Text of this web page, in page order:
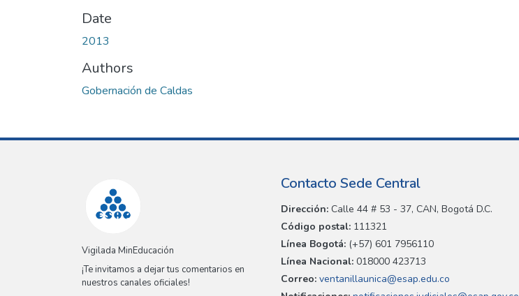
Date
2013
Authors
Gobernación de Caldas
Vigilada MinEducación
¡Te invitamos a dejar tus comentarios en
nuestros canales oficiales!
Contacto Sede Central
Dirección: Calle 44 # 53 - 37, CAN, Bogotá D.C.
Código postal: 111321
Línea Bogotá: (+57) 601 7956110
Línea Nacional: 018000 423713
Correo: ventanillaunica@esap.edu.co